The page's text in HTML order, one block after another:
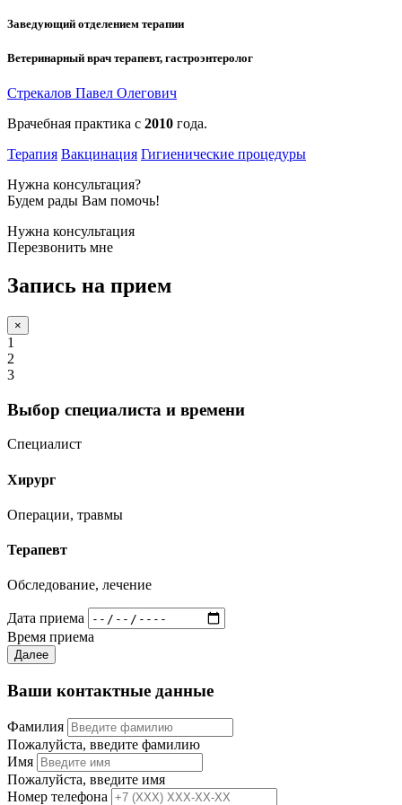
Заведующий отделением терапии
Ветеринарный врач терапевт, гастроэнтеролог
Стрекалов Павел Олегович
Врачебная практика с 2010 года.
Терапия Вакцинация Гигиенические процедуры
Нужна консультация?
Будем рады Вам помочь!
Нужна консультация
Перезвонить мне
Запись на прием
×
1
2
3
Выбор специалиста и времени
Специалист
Хирург
Операции, травмы
Терапевт
Обследование, лечение
Дата приема
Время приема
Далее
Ваши контактные данные
Фамилия
Пожалуйста, введите фамилию
Имя
Пожалуйста, введите имя
Номер телефона